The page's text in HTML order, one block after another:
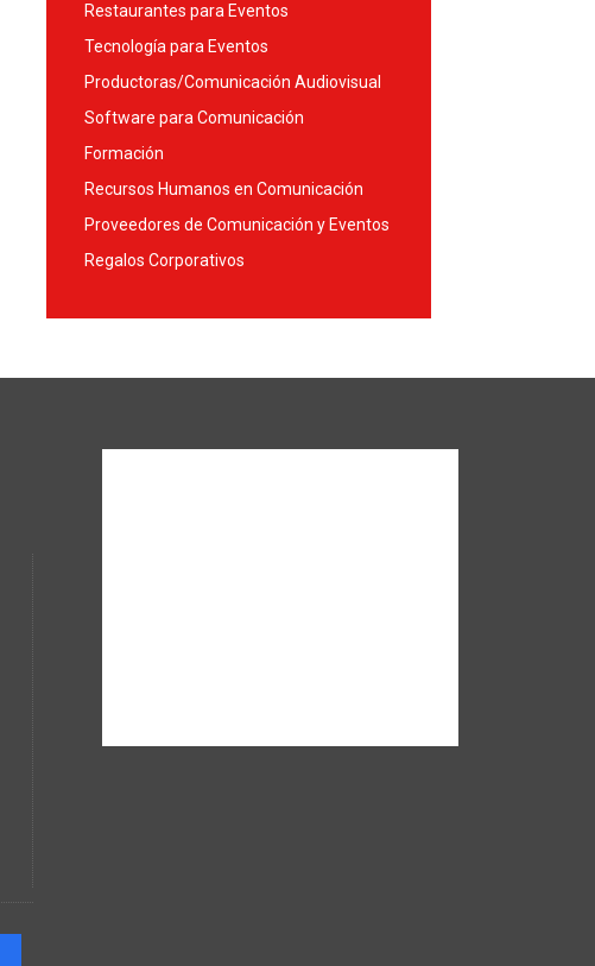
Restaurantes para Eventos
Tecnología para Eventos
Productoras/Comunicación Audiovisual
Software para Comunicación
Formación
Recursos Humanos en Comunicación
Proveedores de Comunicación y Eventos
Regalos Corporativos